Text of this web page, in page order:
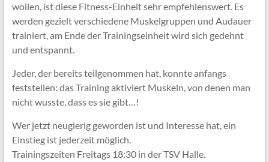
wollen, ist diese Fitness-Einheit sehr empfehlenswert. Es
werden gezielt verschiedene Muskelgruppen und Audauer
trainiert, am Ende der Trainingseinheit wird sich gedehnt
und entspannt.
Jeder, der bereits teilgenommen hat, konnte anfangs
feststellen: das Training aktiviert Muskeln, von denen man
nicht wusste, dass es sie gibt…!
Wer jetzt neugierig geworden ist und Interesse hat, ein
Einstieg ist jederzeit möglich.
Trainingszeiten Freitags 18:30 in der TSV Halle.